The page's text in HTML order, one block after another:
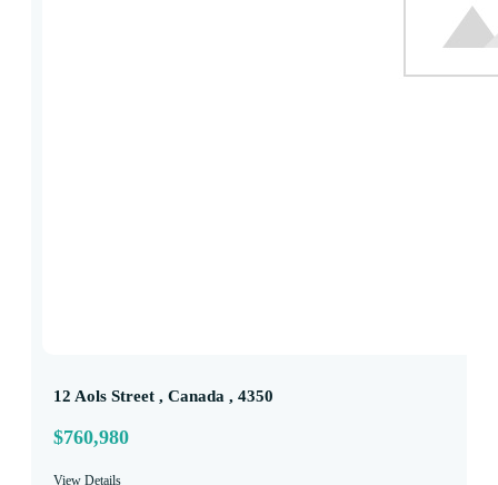
12 Aols Street , Canada , 4350
$760,980
View Details